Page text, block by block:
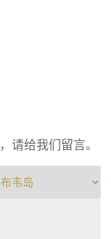
请给我们留言。